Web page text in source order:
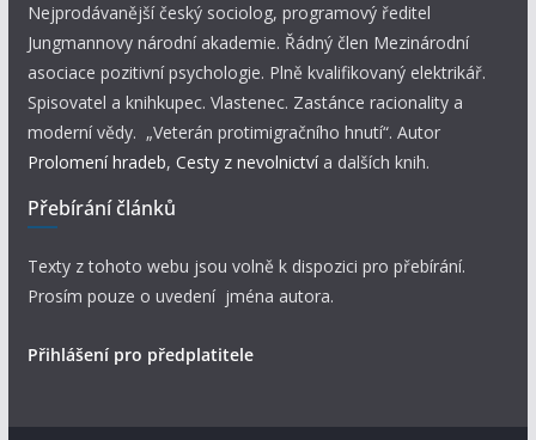
Nejprodávanější český sociolog, programový ředitel
Jungmannovy národní akademie. Řádný člen Mezinárodní
asociace pozitivní psychologie. Plně kvalifikovaný elektrikář.
Spisovatel a knihkupec. Vlastenec. Zastánce racionality a
moderní vědy. „Veterán protimigračního hnutí“. Autor
Prolomení hradeb, Cesty z nevolnictví a dalších knih.
Přebírání článků
Texty z tohoto webu jsou volně k dispozici pro přebírání.
Prosím pouze o uvedení jména autora.
Přihlášení pro předplatitele